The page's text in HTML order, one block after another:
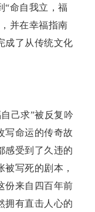
“命自我立，福
并在幸福指南
成了从传统文化
己求”被反复吟
写命运的传奇故
感受到了久违的
写死的剧本，
份来自四百年前
拥有直击人心的